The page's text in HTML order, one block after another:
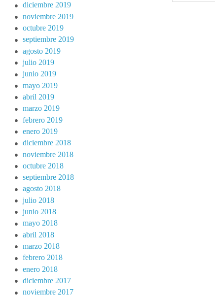
diciembre 2019
noviembre 2019
octubre 2019
septiembre 2019
agosto 2019
julio 2019
junio 2019
mayo 2019
abril 2019
marzo 2019
febrero 2019
enero 2019
diciembre 2018
noviembre 2018
octubre 2018
septiembre 2018
agosto 2018
julio 2018
junio 2018
mayo 2018
abril 2018
marzo 2018
febrero 2018
enero 2018
diciembre 2017
noviembre 2017